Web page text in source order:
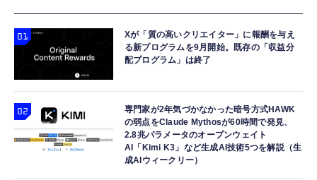
Xが「質の高いクリエイター」に報酬を与え
る新プログラムを9月開始。既存の「収益分
配プログラム」は終了
専門家が2年気づかなかった暗号方式HAWK
の弱点をClaude Mythosが60時間で発見、
2.8兆パラメータのオープンウェイト
AI「Kimi K3」など生成AI技術5つを解説（生
成AIウィークリー）